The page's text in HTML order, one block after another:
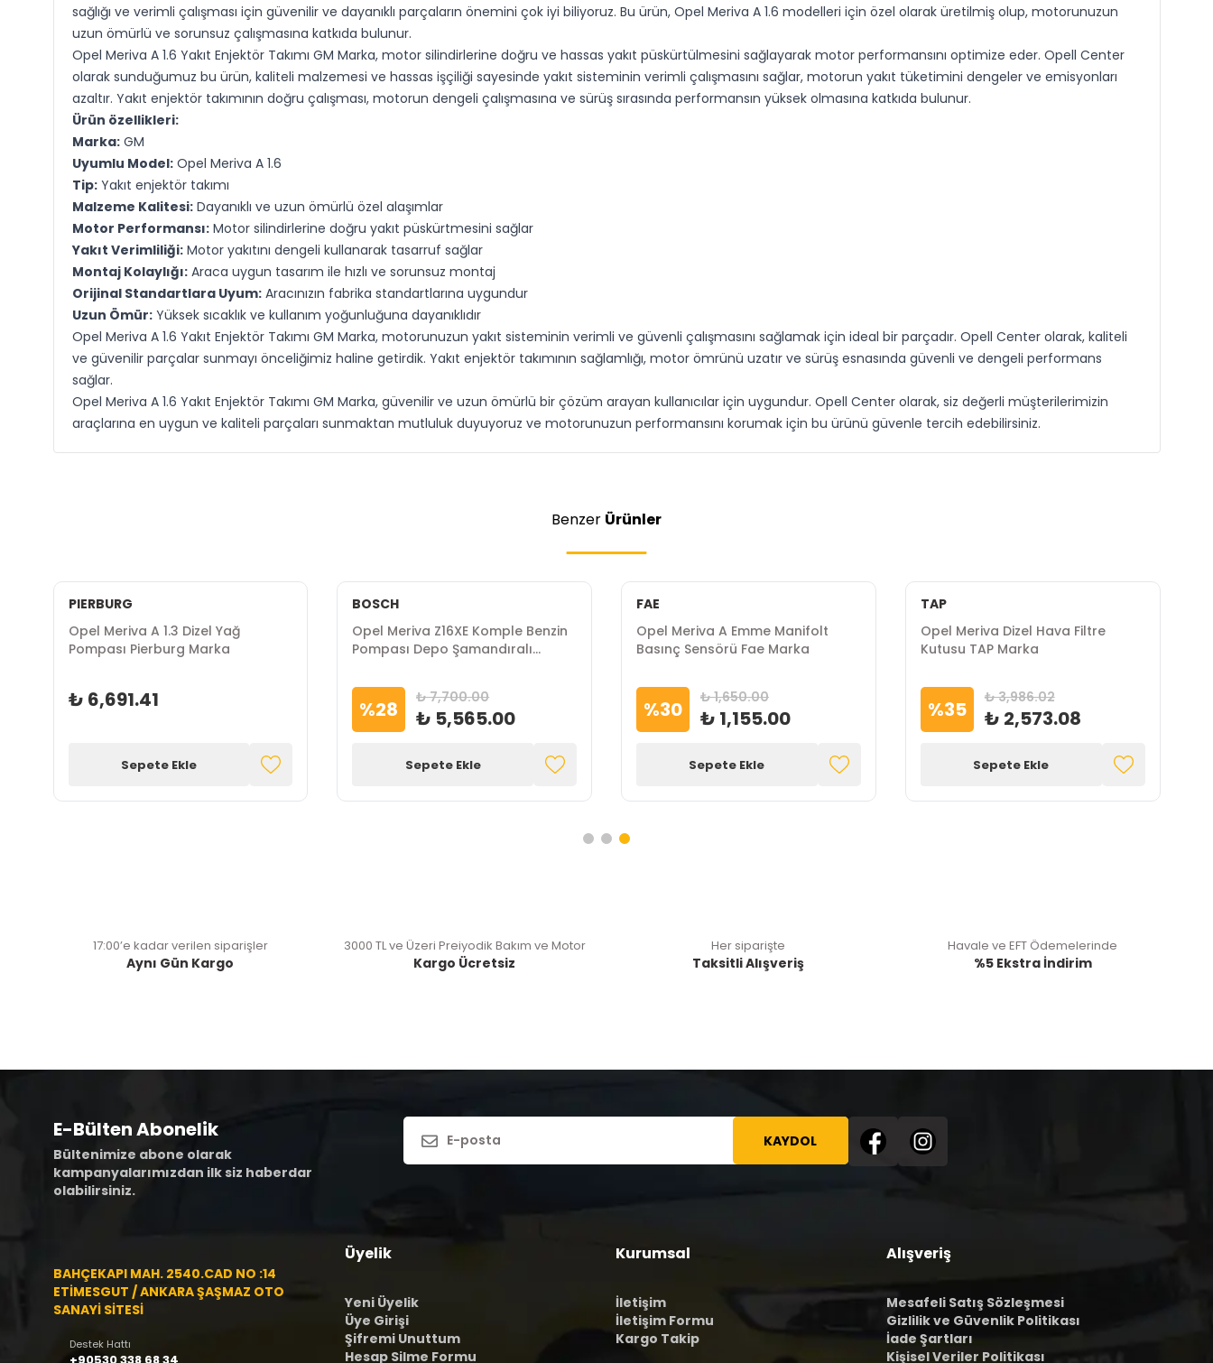
sağlığı ve verimli çalışması için güvenilir ve dayanıklı parçaların önemini çok iyi biliyoruz. Bu ürün, Opel Meriva A 1.6 modelleri için özel olarak üretilmiş olup, motorunuzun
uzun ömürlü ve sorunsuz çalışmasına katkıda bulunur.
Opel Meriva A 1.6 Yakıt Enjektör Takımı GM Marka, motor silindirlerine doğru ve hassas yakıt püskürtülmesini sağlayarak motor performansını optimize eder. Opell Center
olarak sunduğumuz bu ürün, kaliteli malzemesi ve hassas işçiliği sayesinde yakıt sisteminin verimli çalışmasını sağlar, motorun yakıt tüketimini dengeler ve emisyonları
azaltır. Yakıt enjektör takımının doğru çalışması, motorun dengeli çalışmasına ve sürüş sırasında performansın yüksek olmasına katkıda bulunur.
Ürün özellikleri:
Marka:GM
Uyumlu Model:Opel Meriva A 1.6
Tip:Yakıt enjektör takımı
Malzeme Kalitesi:Dayanıklı ve uzun ömürlü özel alaşımlar
Motor Performansı:Motor silindirlerine doğru yakıt püskürtmesini sağlar
Yakıt Verimliliği:Motor yakıtını dengeli kullanarak tasarruf sağlar
Montaj Kolaylığı:Araca uygun tasarım ile hızlı ve sorunsuz montaj
Orijinal Standartlara Uyum:Aracınızın fabrika standartlarına uygundur
Uzun Ömür:Yüksek sıcaklık ve kullanım yoğunluğuna dayanıklıdır
Opel Meriva A 1.6 Yakıt Enjektör Takımı GM Marka, motorunuzun yakıt sisteminin verimli ve güvenli çalışmasını sağlamak için ideal bir parçadır. Opell Center olarak, kaliteli
ve güvenilir parçalar sunmayı önceliğimiz haline getirdik. Yakıt enjektör takımının sağlamlığı, motor ömrünü uzatır ve sürüş esnasında güvenli ve dengeli performans
sağlar.
Opel Meriva A 1.6 Yakıt Enjektör Takımı GM Marka, güvenilir ve uzun ömürlü bir çözüm arayan kullanıcılar için uygundur. Opell Center olarak, siz değerli müşterilerimizin
araçlarına en uygun ve kaliteli parçaları sunmaktan mutluluk duyuyoruz ve motorunuzun performansını korumak için bu ürünü güvenle tercih edebilirsiniz.
Benzer Ürünler
PIERBURG
Opel Meriva A 1.3 Dizel Yağ
Pompası Pierburg Marka
₺ 6,691.41
Sepete Ekle
BOSCH
Opel Meriva Z16XE Komple Benzin
Pompası Depo Şamandıralı
%28 ₺ 7,700.00
₺ 5,565.00
Sepete Ekle
FAE
Opel Meriva A Emme Manifolt
Basınç Sensörü Fae Marka
%30 ₺ 1,650.00
₺ 1,155.00
Sepete Ekle
TAP
Opel Meriva Dizel Hava Filtre
Kutusu TAP Marka
%35 ₺ 3,986.02
₺ 2,573.08
Sepete Ekle
17:00’e kadar verilen siparişler
Aynı Gün Kargo
3000 TL ve Üzeri Preiyodik Bakım ve Motor
Kargo Ücretsiz
Her siparişte
Taksitli Alışveriş
Havale ve EFT Ödemelerinde
%5 Ekstra İndirim
E-Bülten Abonelik
Bültenimize abone olarak
kampanyalarımızdan ilk siz haberdar
olabilirsiniz.
KAYDOL
BAHÇEKAPI MAH. 2540.CAD NO :14
ETİMESGUT / ANKARA ŞAŞMAZ OTO
SANAYİ SİTESİ
Destek Hattı
Üyelik
Yeni Üyelik
Üye Girişi
Şifremi Unuttum
Hesap Silme Formu
Kurumsal
İletişim
İletişim Formu
Kargo Takip
Alışveriş
Mesafeli Satış Sözleşmesi
Gizlilik ve Güvenlik Politikası
İade Şartları
Kişisel Veriler Politikası